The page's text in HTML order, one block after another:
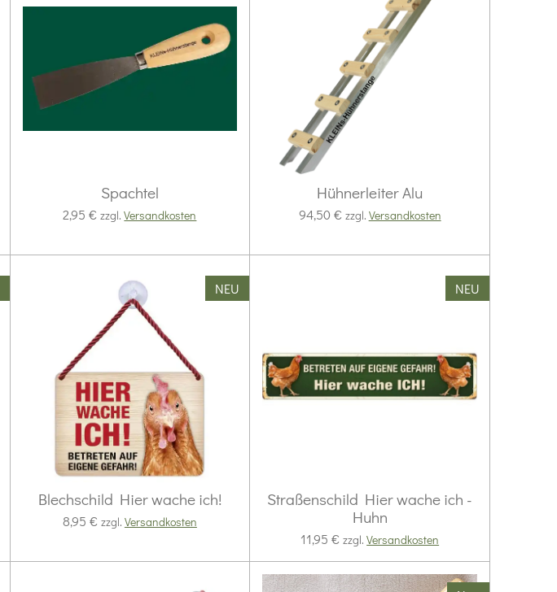
Spachtel
2,95 € zzgl.Versandkosten
Hühnerleiter Alu
94,50 € zzgl. Versandkosten
NEU
Blechschild Hier wache ich!
8,95 € zzgl. Versandkosten
NEU
Straßenschild Hier wache ich -
Huhn
11,95 € zzgl.Versandkosten